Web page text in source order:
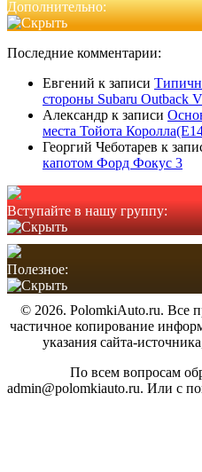
Дополнительно:
Последние комментарии:
Евгений к записи
стороны Subaru Outback V
Александр к записи
места Тойота
Георгий Чеботарев к
капотом Форд Фокус 3
Вступайте в нашу группу:
Полезное:
© 2026. PolomkiAuto.ru. Все
частичное копирование
указания сайта-
По всем вопросам
admin@polomkiauto.ru. Или с